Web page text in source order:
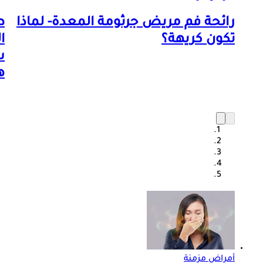
رائحة فم مريض جرثومة المعدة- لماذا
تكون كريهة؟
أمراض مزمنة